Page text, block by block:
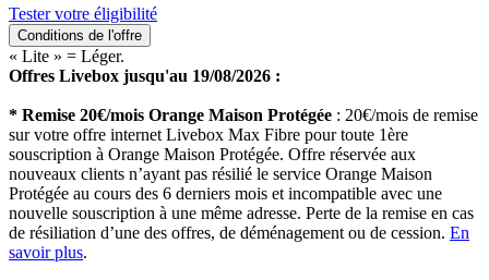
Tester votre éligibilité
Conditions de l'offre
« Lite » = Léger.
Offres Livebox jusqu'au 19/08/2026 :
* Remise 20€/mois Orange Maison Protégée : 20€/mois de remise
sur votre offre internet Livebox Max Fibre pour toute 1ère
souscription à Orange Maison Protégée. Offre réservée aux
nouveaux clients n’ayant pas résilié le service Orange Maison
Protégée au cours des 6 derniers mois et incompatible avec une
nouvelle souscription à une même adresse. Perte de la remise en cas
de résiliation d’une des offres, de déménagement ou de cession. En
savoir plus.